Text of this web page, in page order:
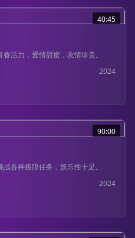
40:45
活力，爱情甜蜜，友情珍贵。
2024
90:00
各种极限任务，娱乐性十足。
2024